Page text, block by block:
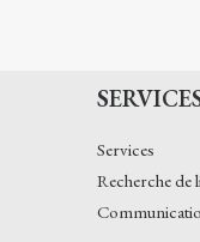
Services
Recherche de